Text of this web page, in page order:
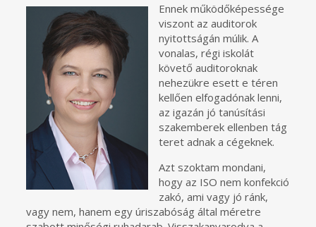
Ennek működőképessége
viszont az auditorok
nyitottságán múlik. A
vonalas, régi iskolát
követő auditoroknak
nehezükre esett e téren
kellően elfogadónak lenni,
az igazán jó tanúsítási
szakemberek ellenben tág
teret adnak a cégeknek.
Azt szoktam mondani,
hogy az ISO nem konfekció
zakó, ami vagy jó ránk,
vagy nem, hanem egy úriszabóság által méretre